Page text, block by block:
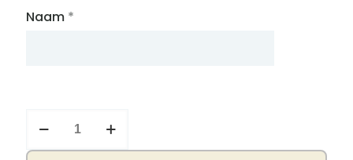
Naam *
tiara